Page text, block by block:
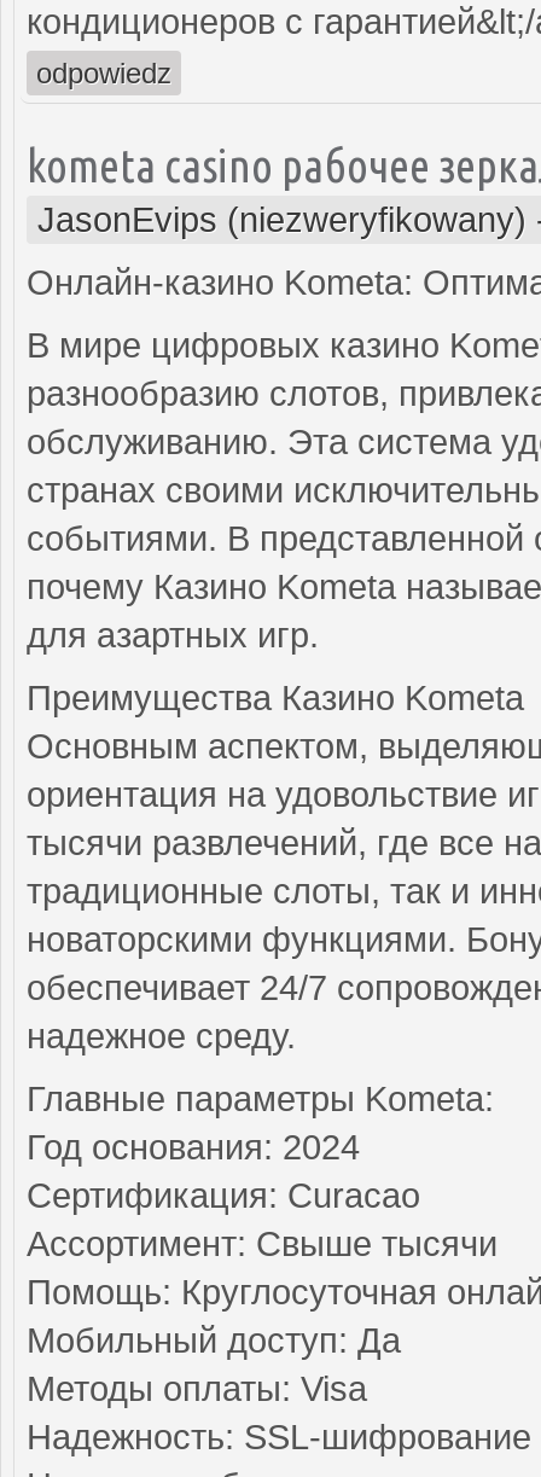
кондиционеров с
odpowiedz
kometa casino рабочее
JasonEvips (niezweryfikowany)
Онлайн-казино Kometa:
В мире цифровых казино
разнообразию слотов,
обслуживанию. Эта система
странах своими
событиями. В
почему Казино Kometa
для азартных игр.
Преимущества Казино Kometa
Основным аспектом,
ориентация на удовольствие
тысячи развлечений, где все
традиционные слоты, так и
новаторскими функциями.
обеспечивает 24/7
надежное среду.
Главные параметры Kometa:
Год основания: 2024
Сертификация: Curacao
Ассортимент: Свыше тысячи
Помощь: Круглосуточная
Мобильный доступ: Да
Методы оплаты: Visa
Надежность: SSL-шифрование